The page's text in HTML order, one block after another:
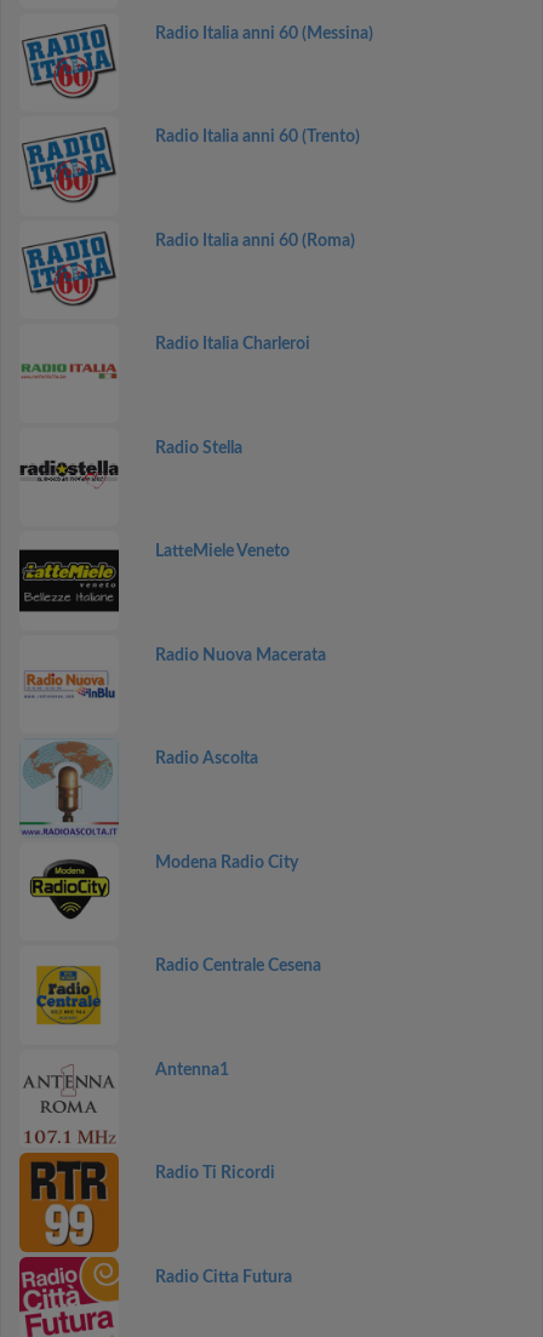
Radio Italia anni 60 (Messina)
Radio Italia anni 60 (Trento)
Radio Italia anni 60 (Roma)
Radio Italia Charleroi
Radio Stella
LatteMiele Veneto
Radio Nuova Macerata
Radio Ascolta
Modena Radio City
Radio Centrale Cesena
Antenna1
Radio Ti Ricordi
Radio Citta Futura